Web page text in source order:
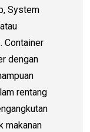
System
Container
dengan
rentang
makanan